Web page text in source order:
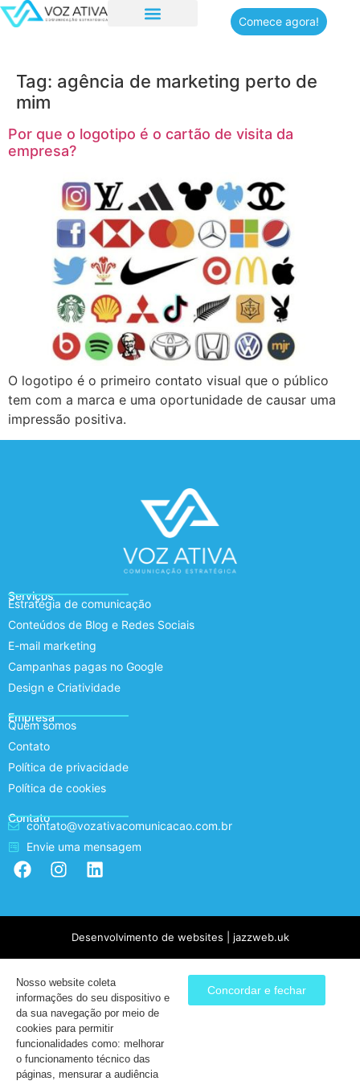
Comece agora!
Tag: agência de marketing perto de
mim
Por que o logotipo é o cartão de visita da
empresa?
O logotipo é o primeiro contato visual que o público
tem com a marca e uma oportunidade de causar uma
impressão positiva.
Serviços
Estratégia de comunicação
Conteúdos de Blog e Redes Sociais
E-mail marketing
Campanhas pagas no Google
Design e Criatividade
Empresa
Quem somos
Contato
Política de privacidade
Política de cookies
Contato
contato@vozativacomunicacao.com.br
Envie uma mensagem
Desenvolvimento de websites | jazzweb.uk
Nosso website coleta
informações do seu dispositivo e
da sua navegação por meio de
cookies para permitir
funcionalidades como: melhorar
o funcionamento técnico das
páginas, mensurar a audiência
Concordar e fechar